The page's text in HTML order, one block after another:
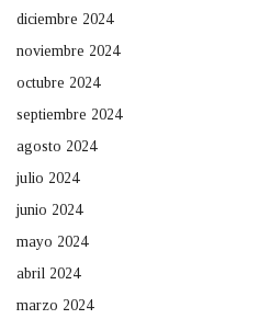
diciembre 2024
noviembre 2024
octubre 2024
septiembre 2024
agosto 2024
julio 2024
junio 2024
mayo 2024
abril 2024
marzo 2024